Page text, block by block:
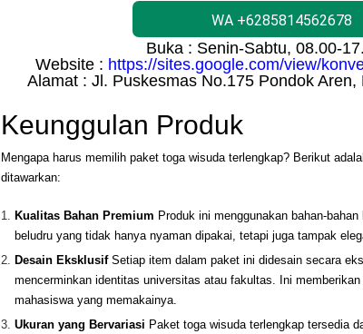
WA +6285814562678
Buka : Senin-Sabtu, 08.00-
Website : https://sites.google.com/view/
Alamat : Jl. Puskesmas No.175 Pondok Aren,
Keunggulan Produk
Mengapa harus memilih paket toga wisuda terlengkap? Berikut
ditawarkan:
Kualitas Bahan Premium Produk ini menggunakan bahan-
beludru yang tidak hanya nyaman dipakai, tetapi juga tampak
Desain EksklusifSetiap item dalam paket ini didesain secara
mencerminkan identitas universitas atau fakultas. Ini memberikan
mahasiswa yang memakainya.
Ukuran yang Bervariasi Paket toga wisuda terlengkap tersedia